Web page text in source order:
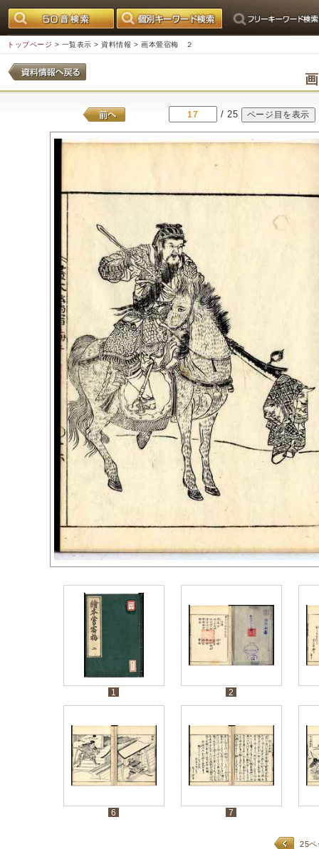
トップページ > 一覧表示 > 資料情報 > 画本鶯宿梅 ２
/ 25
1 2
6 7
25ペ